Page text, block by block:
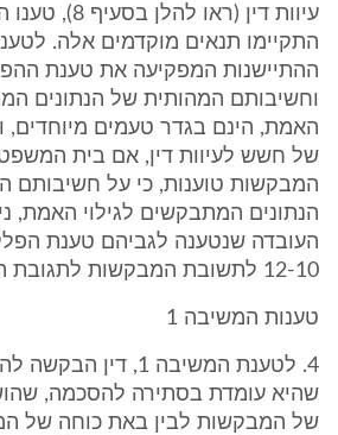
עיוות דין (ראו
התקיימו תנאים מוקדמים אלה.
ההתיישנות המפקיעה את טענת
וחשיבותם המהותית של הנתונים
האמת, הינם בגדר טעמים מיוחדים,
של חשש לעיוות דין, אם בית
המבקשות טוענות, כי על חשיבותם
הנתונים המתבקשים לגילוי האמת,
העובדה שנטענה לגביהם טענת
12-10 לתשובת המבקשות לתגובת המשיבה 1).
טענות המשיבה 1
4. לטענת המשיבה 1,
שהיא עומדת בסתירה להסכמה,